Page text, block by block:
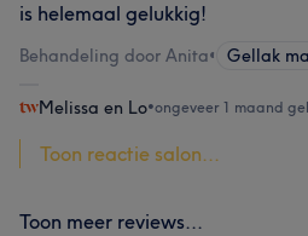
is helemaal gelukkig!
Behandeling door Anita• Gellak
Melissa en Lo•ongeveer 1 maand
Toon reactie salon...
Toon meer reviews...